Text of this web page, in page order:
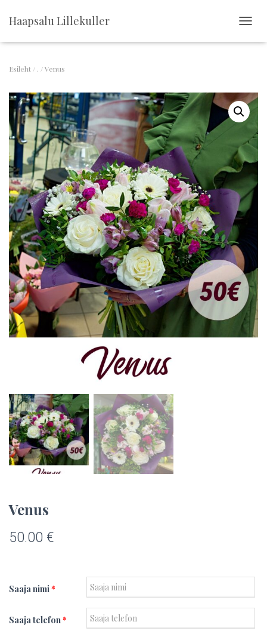
Haapsalu Lillekuller
O
N
A
V
G
A
T
I
N
Esileht / . / Venus
Venus
50.00 €
Saaja nimi*
Saaja telefon*